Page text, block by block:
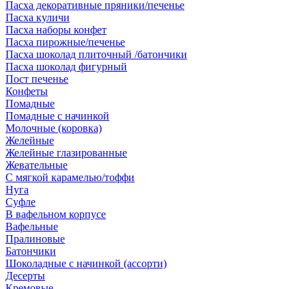
Пасха декоративные пряники/печенье
Пасха куличи
Пасха наборы конфет
Пасха пирожные/печенье
Пасха шоколад плиточный /батончики
Пасха шоколад фигурный
Пост печенье
Конфеты
Помадные
Помадные с начинкой
Молочные (коровка)
Желейные
Желейные глазированные
Жевательные
С мягкой карамелью/тоффи
Нуга
Суфле
В вафельном корпусе
Вафельные
Пралиновые
Батончики
Шоколадные с начинкой (ассорти)
Десерты